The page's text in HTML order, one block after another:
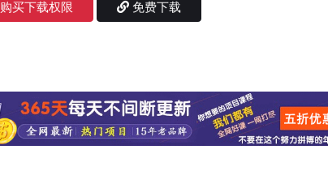
购买下载权限 免费下载